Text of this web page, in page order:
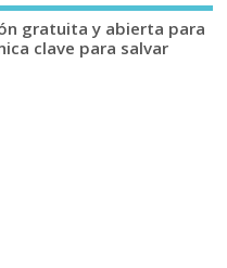
gratuita y abierta para
clave para salvar